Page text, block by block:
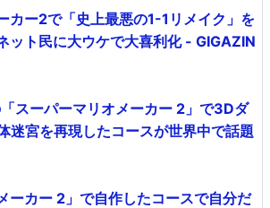
カー2で「史上最悪の1-1リメイク」を
ット民に大ウケで大喜利化 - GIGAZIN
スーパーマリオメーカー 2」で3Dダ
迷宮を再現したコースが世界中で話題
ーカー 2」で自作したコースで自分だ